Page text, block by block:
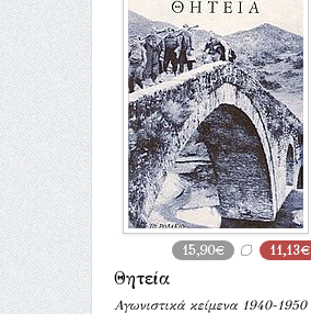
15,90€ 11,13€
Θητεία
Αγωνιστικά κείμενα 1940-1950